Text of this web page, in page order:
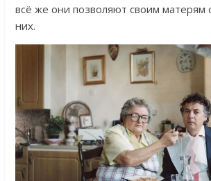
всё же они позволяют своим матерям
них.